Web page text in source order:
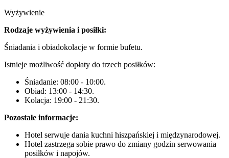
Wyżywienie
Rodzaje wyżywienia i posiłki:
Śniadania i obiadokolacje w formie bufetu.
Istnieje możliwość dopłaty do trzech posiłków:
Śniadanie: 08:00 - 10:00.
Obiad: 13:00 - 14:30.
Kolacja: 19:00 - 21:30.
Pozostałe informacje:
Hotel serwuje dania kuchni hiszpańskiej i międzynarodowej.
Hotel zastrzega sobie prawo do zmiany godzin serwowania
posiłków i napojów.